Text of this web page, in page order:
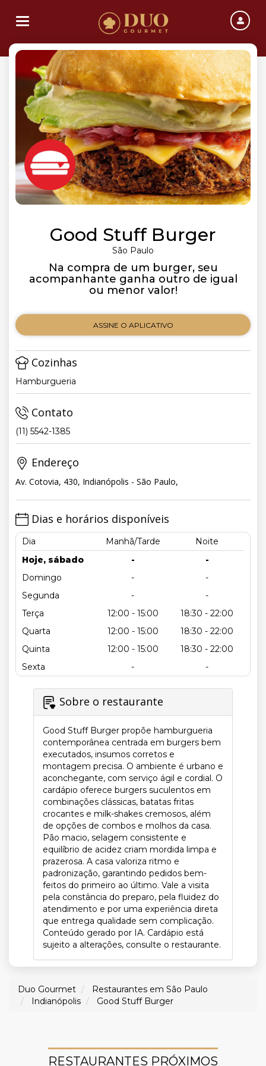
Toggle navigation
Good Stuff Burger
São Paulo
Na compra de um burger, seu
acompanhante ganha outro de igual
ou menor valor!
ASSINE O APLICATIVO
Cozinhas
Hamburgueria
Contato
(11) 5542-1385
Endereço
Av. Cotovia, 430, Indianópolis - São Paulo,
Dias e horários disponíveis
Dia Manhã/Tarde
Noite
Hoje, sábado
-
-
Domingo
-
-
Segunda
-
-
Terça
12:00 - 15:00
18:30 - 22:00
Quarta
12:00 - 15:00
18:30 - 22:00
Quinta
12:00 - 15:00
18:30 - 22:00
Sexta
- -
Sobre o restaurante
Good Stuff Burger propõe hamburgueria
contemporânea centrada em burgers bem
executados, insumos corretos e
montagem precisa. O ambiente é urbano e
aconchegante, com serviço ágil e cordial. O
cardápio oferece burgers suculentos em
combinações clássicas, batatas fritas
crocantes e milk-shakes cremosos, além
de opções de combos e molhos da casa.
Pão macio, selagem consistente e
equilíbrio de acidez criam mordida limpa e
prazerosa. A casa valoriza ritmo e
padronização, garantindo pedidos bem-
feitos do primeiro ao último. Vale a visita
pela constância do preparo, pela fluidez do
atendimento e por uma experiência direta
que entrega qualidade sem complicação.
Conteúdo gerado por IA. Cardápio está
sujeito a alterações, consulte o restaurante.
Duo Gourmet
Restaurantes em São Paulo
Indianópolis
Good Stuff Burger
RESTAURANTES PRÓXIMOS